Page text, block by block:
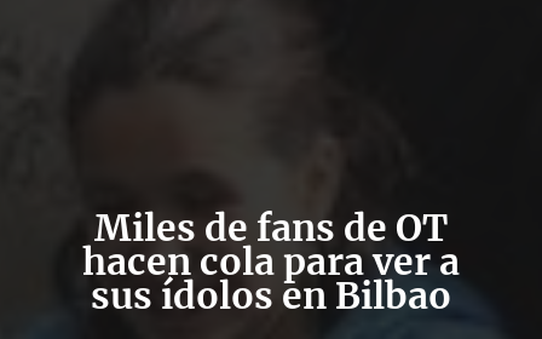
Miles de fans de OT
hacen cola para ver a
sus ídolos en Bilbao